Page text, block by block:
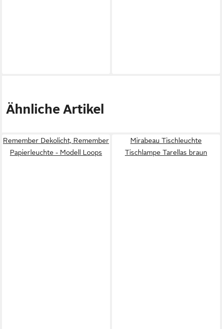
Ähnliche Artikel
Remember Dekolicht, Remember
Papierleuchte - Modell Loops
Mirabeau Tischleuchte
Tischlampe Tarellas braun